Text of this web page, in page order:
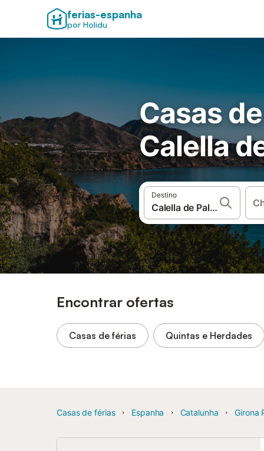
ferias-espanha
por Holidu
Casas
Calella
Destino
Encontrar ofertas
Casas de férias Quintas e Herdades
Casas de férias Espanha Catalunha Girona